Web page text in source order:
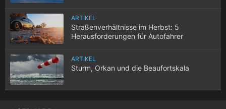
ARTIKEL
Straßenverhältnisse im Herbst: 5
Herausforderungen für Autofahrer
ARTIKEL
Sturm, Orkan und die Beaufortskala